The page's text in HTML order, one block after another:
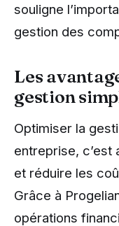
souligne
gestion des
Les
gestion
Optimiser la
entreprise, c’est
et réduire les
Grâce à
opérations